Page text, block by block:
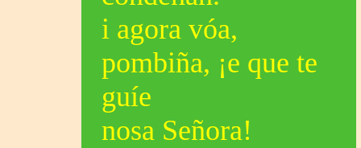
i agora vóa,
pombiña, ¡e que te
guíe
nosa Señora!